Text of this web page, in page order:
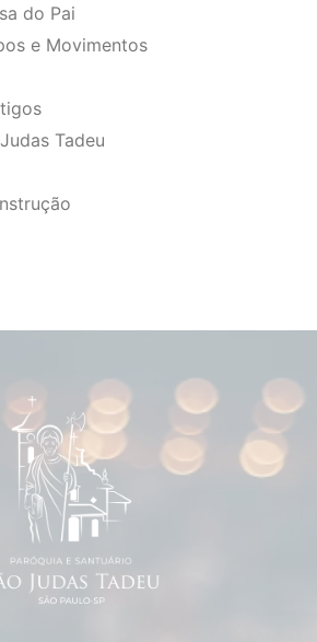
do Pai
e Movimentos
Tadeu